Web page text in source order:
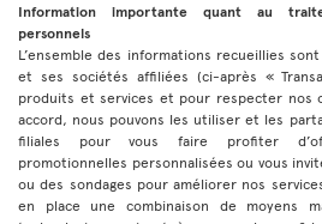
Information importante quant au
personnels
L’ensemble des informations recueillies
et ses sociétés affiliées (ci-après «
produits et services et pour respecter nos
accord, nous pouvons les utiliser et les
filiales pour vous faire profiter
promotionnelles personnalisées ou vous
ou des sondages pour améliorer nos
en place une combinaison de moyens